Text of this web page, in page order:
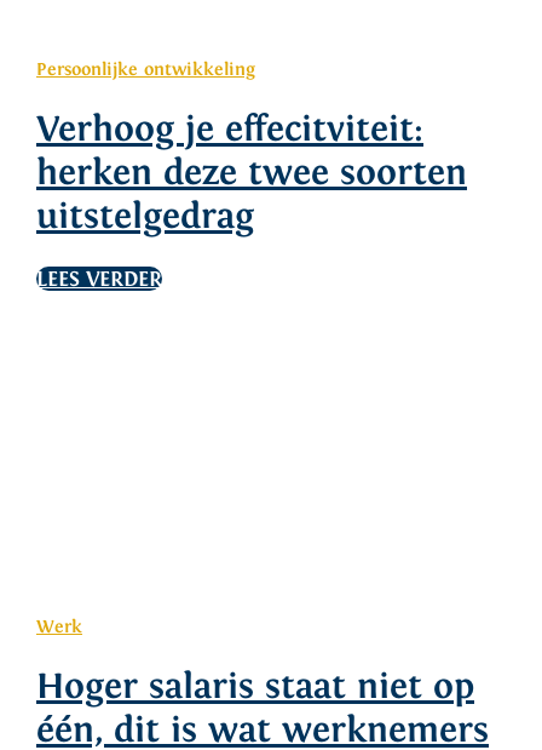
Persoonlijke ontwikkeling
Verhoog je effecitviteit:
herken deze twee soorten
uitstelgedrag
LEES VERDER
Werk
Hoger salaris staat niet op
één, dit is wat werknemers